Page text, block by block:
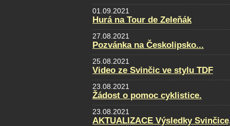
01.09.2021
Hurá na Tour de Zeleňák
27.08.2021
Pozvánka na Českolipsko...
25.08.2021
Video ze Svinčic ve stylu TDF
23.08.2021
Žádost o pomoc cyklistice.
23.08.2021
AKTUALIZACE Výsledky